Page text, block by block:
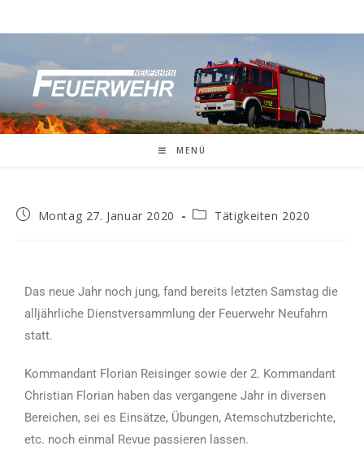
MENÜ
Montag 27. Januar 2020 Tätigkeiten 2020
Das neue Jahr noch jung, fand bereits letzten Samstag die
alljährliche Dienstversammlung der Feuerwehr Neufahrn
statt.
Kommandant Florian Reisinger sowie der 2. Kommandant
Christian Florian haben das vergangene Jahr in diversen
Bereichen, sei es Einsätze, Übungen, Atemschutzberichte,
etc. noch einmal Revue passieren lassen.